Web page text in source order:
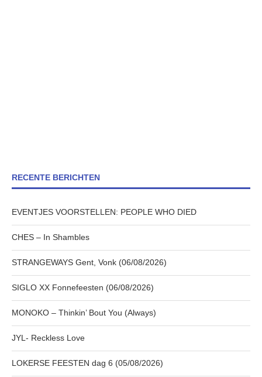
RECENTE BERICHTEN
EVENTJES VOORSTELLEN: PEOPLE WHO DIED
CHES – In Shambles
STRANGEWAYS Gent, Vonk (06/08/2026)
SIGLO XX Fonnefeesten (06/08/2026)
MONOKO – Thinkin’ Bout You (Always)
JYL- Reckless Love
LOKERSE FEESTEN dag 6 (05/08/2026)